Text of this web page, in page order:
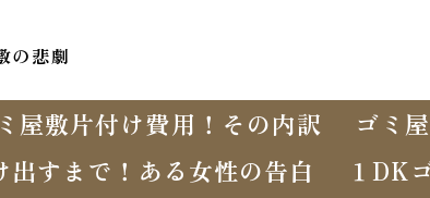
の悲劇
屋敷片付け費用！その内訳
ゴミ
すまで！ある女性の告白
１DK